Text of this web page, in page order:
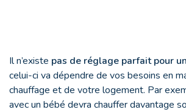
Il n’existe pas de réglage parfait pour
celui-ci va dépendre de vos besoins en
chauffage et de votre logement. Par
avec un bébé devra chauffer davantage